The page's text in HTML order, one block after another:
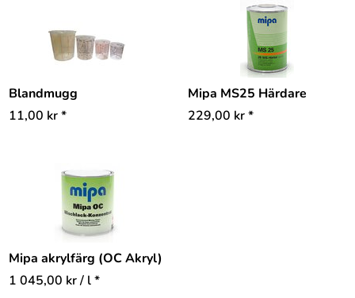
Blandmugg
11,00 kr*
Mipa MS25 Härdare
229,00 kr*
Mipa akrylfärg (OC Akryl)
1 045,00 kr/ l *